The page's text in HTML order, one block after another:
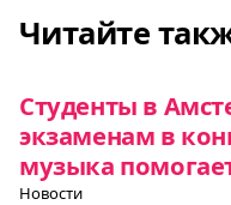
Читайте
Студенты в
экзаменам в
музыка
Новости